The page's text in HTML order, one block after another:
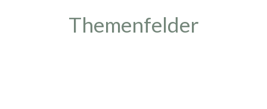
Themenfelder